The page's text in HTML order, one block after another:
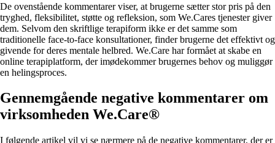
De ovenstående kommentarer viser, at brugerne sætter stor pris på den
tryghed, fleksibilitet, støtte og refleksion, som We.Cares tjenester giver
dem. Selvom den skriftlige terapiform ikke er det samme som
traditionelle face-to-face konsultationer, finder brugerne det effektivt og
givende for deres mentale helbred. We.Care har formået at skabe en
online terapiplatform, der imødekommer brugernes behov og muliggør
en helingsproces.
Gennemgående negative kommentarer om
virksomheden We.Care®
I følgende artikel vil vi se nærmere på de negative kommentarer, der er